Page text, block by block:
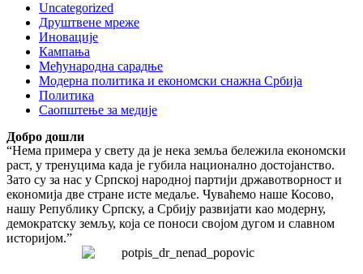
Uncategorized
Друштвене мреже
Иновације
Кампања
Међународна сарадње
Модерна политика и економски снажна Србија
Политика
Саопштење за медије
Добро дошли
“Нема примера у свету да је нека земља бележила економски
раст, у тренуцима када је губила национално достојанство.
Зато су за нас у Српској народној партији државотворност и
економија две стране исте медаље. Чуваћемо наше Косово,
нашу Републику Српску, а Србију развијати као модерну,
демократску земљу, која се поноси својом дугом и славном
историјом.”